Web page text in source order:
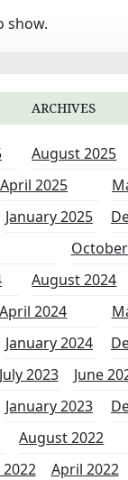
show.
ARCHIVES
August 2025
April 2025
January 2025
August 2024
April 2024
January 2024
July 2023 June
January 2023
August 2022
April 2022